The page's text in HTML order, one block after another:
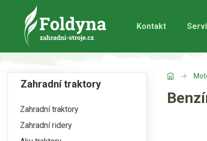
Kontakt
Zahradní traktory
Zahradní traktory
Zahradní ridery